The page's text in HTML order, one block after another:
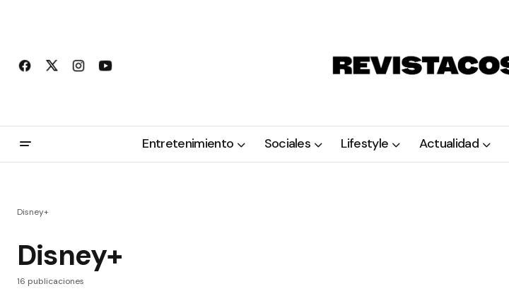
Entretenimiento Sociales Lifestyle Actualidad
Disney+
Disney+
16 publicaciones